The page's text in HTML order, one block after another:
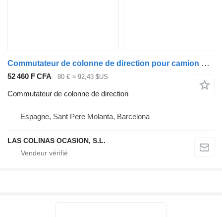
Commutateur de colonne de direction pour camion Nissan ATLEON
52 460 F CFA 80 € ≈ 92,43 $US
Commutateur de colonne de direction
Espagne, Sant Pere Molanta, Barcelona
LAS COLINAS OCASION, S.L.